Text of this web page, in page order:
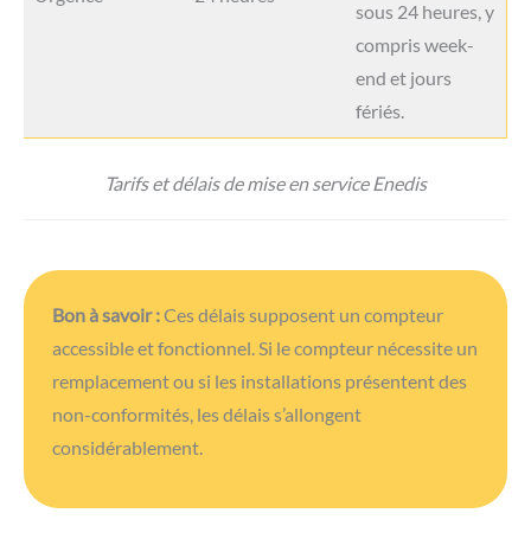
sous 24 heures, y
compris week-
end et jours
fériés.
Tarifs et délais de mise en service Enedis
Bon à savoir :Ces délais supposent un compteur
accessible et fonctionnel. Si le compteur nécessite un
remplacement ou si les installations présentent des
non-conformités, les délais s’allongent
considérablement.